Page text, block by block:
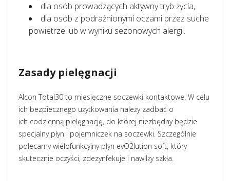
dla osób prowadzących aktywny tryb życia,
dla osób z podrażnionymi oczami przez suche
powietrze lub w wyniku sezonowych alergii.
Zasady pielęgnacji
Alcon Total30 to miesięczne soczewki kontaktowe. W celu
ich bezpiecznego użytkowania należy zadbać o
ich codzienną pielęgnację, do której niezbędny będzie
specjalny płyn i pojemniczek na soczewki. Szczególnie
polecamy wielofunkcyjny płyn evO2lution soft, który
skutecznie oczyści, zdezynfekuje i nawilży szkła.